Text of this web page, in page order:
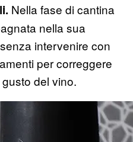
Nella fase di cantina
nella sua
intervenire con
per correggere
gusto del vino.